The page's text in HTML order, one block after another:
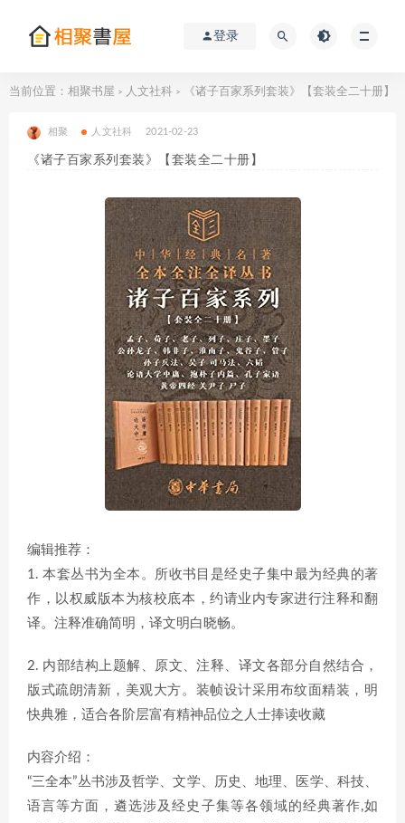
登录
当前位置： 相聚书屋 > 人文社科 > 《诸子百家系列套装》【套装全二十册】
相聚 人文社科 2021-02-23
《诸子百家系列套装》【套装全二十册】
编辑推荐：
1. 本套丛书为全本。所收书目是经史子集中最为经典的著
作，以权威版本为核校底本，约请业内专家进行注释和翻
译。注释准确简明，译文明白晓畅。
2. 内部结构上题解、原文、注释、译文各部分自然结合，
版式疏朗清新，美观大方。装帧设计采用布纹面精装，明
快典雅，适合各阶层富有精神品位之人士捧读收藏
内容介绍：
“三全本”丛书涉及哲学、文学、历史、地理、医学、科技、
语言等方面，遴选涉及经史子集等各领域的经典著作,如